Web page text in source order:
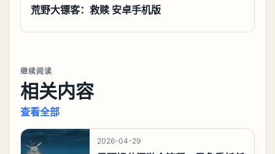
荒野大镖客：救赎 安卓手机版
继续阅读
相关内容
查看全部
2026-04-29